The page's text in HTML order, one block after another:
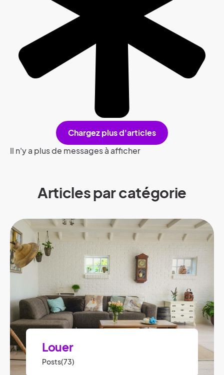
Chargez plus d'articles
Il n'y a plus de messages à afficher
Articles par catégorie
Louer
Posts(73)